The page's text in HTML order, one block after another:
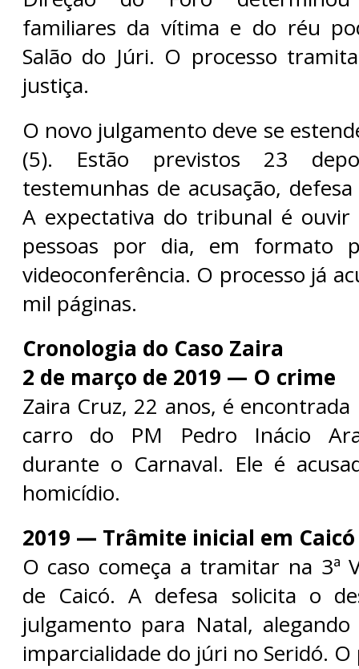
familiares da vítima e do réu
Salão do Júri. O processo
justiça.
O novo julgamento deve se
(5). Estão previstos 23
testemunhas de acusação,
A expectativa do tribunal é
pessoas por dia, em formato
videoconferência. O processo já
mil páginas.
Cronologia do Caso Zaira
2 de março de 2019 — O crime
Zaira Cruz, 22 anos, é
carro do PM Pedro Inácio
durante o Carnaval. Ele é
homicídio.
2019 — Trâmite inicial em Caicó
O caso começa a tramitar na 3ª
de Caicó. A defesa solicita o
julgamento para Natal,
imparcialidade do júri no Seridó. O